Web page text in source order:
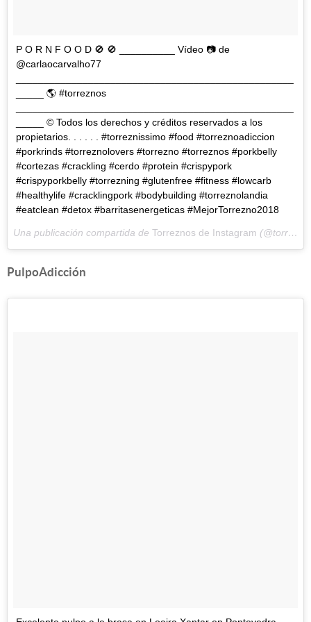
P O R N F O O D 🚫 🚫 __________ Vídeo 📷 de
@carlaocarvalho77
_____ 🌎 #torreznos
_____ © Todos los derechos y créditos reservados a los
propietarios. . . . . . #torreznissimo #food #torreznoadiccion
#porkrinds #torreznolovers #torrezno #torreznos #porkbelly
#cortezas #crackling #cerdo #protein #crispypork
#crispyporkbelly #torrezning #glutenfree #fitness #lowcarb
#healthylife #cracklingpork #bodybuilding #torreznolandia
#eatclean #detox #barritasenergeticas #MejorTorrezno2018
Una publicación compartida de Torreznos de Instagram (@torreznissimo) el
PulpoAdicción